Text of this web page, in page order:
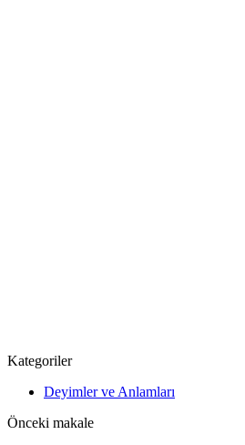
Kategoriler
Deyimler ve Anlamları
Önceki makale